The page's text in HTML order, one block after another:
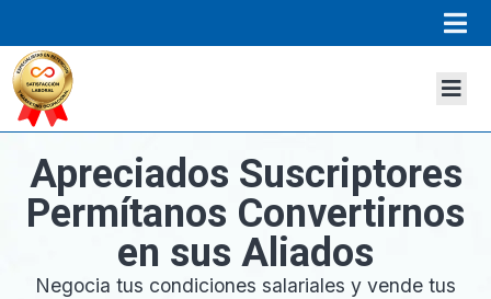
Apreciados Suscriptores
Permítanos Convertirnos
en sus Aliados
Negocia tus condiciones salariales y vende tus